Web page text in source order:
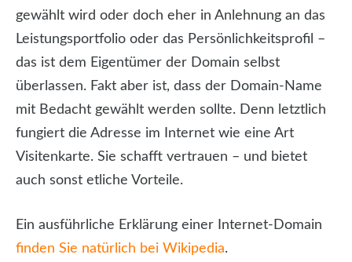
gewählt wird oder doch eher in Anlehnung an das
Leistungsportfolio oder das Persönlichkeitsprofil –
das ist dem Eigentümer der Domain selbst
überlassen. Fakt aber ist, dass der Domain-Name
mit Bedacht gewählt werden sollte. Denn letztlich
fungiert die Adresse im Internet wie eine Art
Visitenkarte. Sie schafft vertrauen – und bietet
auch sonst etliche Vorteile.
Ein ausführliche Erklärung einer Internet-Domain
finden Sie natürlich bei Wikipedia.